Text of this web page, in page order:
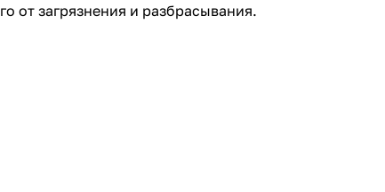
от загрязнения и разбрасывания.